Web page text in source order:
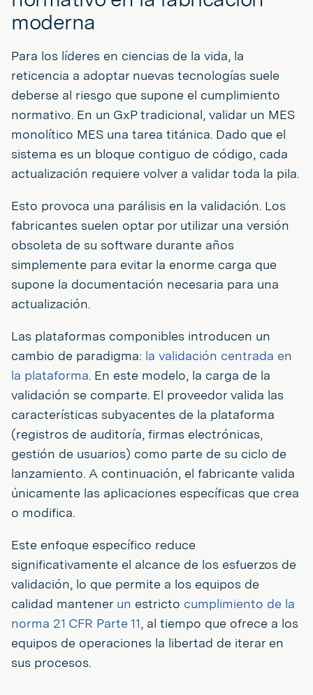
moderna
Para los líderes en ciencias de la vida, la
reticencia a adoptar nuevas tecnologías suele
deberse al riesgo que supone el cumplimiento
normativo. En un GxP tradicional, validar un MES
monolítico MES una tarea titánica. Dado que el
sistema es un bloque contiguo de código, cada
actualización requiere volver a validar toda la pila.
Esto provoca una parálisis en la validación. Los
fabricantes suelen optar por utilizar una versión
obsoleta de su software durante años
simplemente para evitar la enorme carga que
supone la documentación necesaria para una
actualización.
Las plataformas componibles introducen un
cambio de paradigma: la validación centrada en
la plataforma. En este modelo, la carga de la
validación se comparte. El proveedor valida las
características subyacentes de la plataforma
(registros de auditoría, firmas electrónicas,
gestión de usuarios) como parte de su ciclo de
lanzamiento. A continuación, el fabricante valida
únicamente las aplicaciones específicas que crea
o modifica.
Este enfoque específico reduce
significativamente el alcance de los esfuerzos de
validación, lo que permite a los equipos de
calidad mantener un estricto cumplimiento de la
norma 21 CFR Parte 11, al tiempo que ofrece a los
equipos de operaciones la libertad de iterar en
sus procesos.